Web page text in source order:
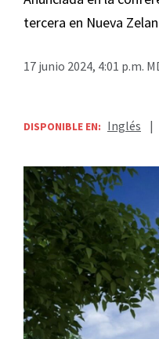
tercera en Nueva
17 junio 2024, 4:01 p.m.
DISPONIBLE EN: Inglés |